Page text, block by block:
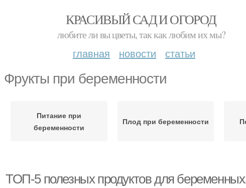
КРАСИВЫЙ САД И ОГОРОД
любите ли вы цветы, так как любим их мы?
главная новости статьи
Фрукты при беременности
Питание при
беременности
Плод при беременности
ТОП-5 полезных продуктов для